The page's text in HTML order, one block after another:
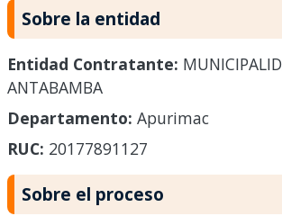
Sobre la entidad
Entidad Contratante:
ANTABAMBA
Departamento: Apurimac
RUC: 20177891127
Sobre el proceso